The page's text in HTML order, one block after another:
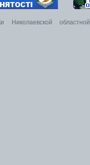
областной